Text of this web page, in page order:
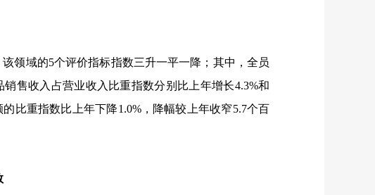
该领域的5个评价指标指数三升一平一降；其中，全员
销售收入占营业收入比重指数分别比上年增长4.3%和
比重指数比上年下降1.0%，降幅较上年收窄5.7个百